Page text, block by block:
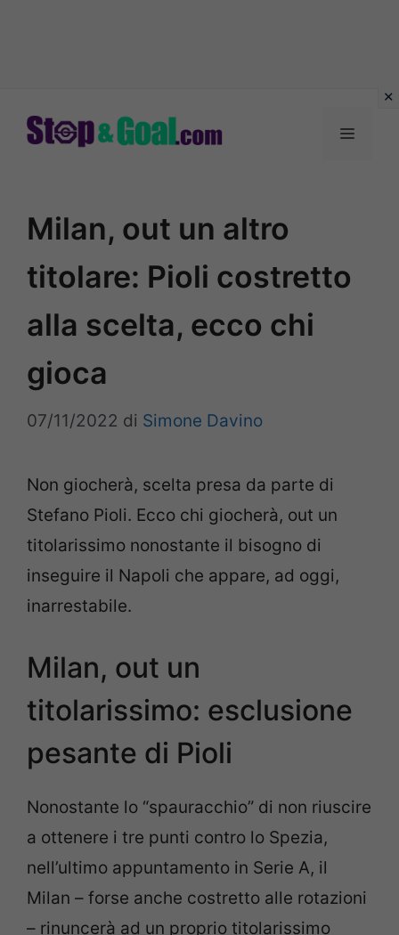
Menu
Milan, out un altro
titolare: Pioli costretto
alla scelta, ecco chi
gioca
07/11/2022 di Simone Davino
Non giocherà, scelta presa da parte di
Stefano Pioli. Ecco chi giocherà, out un
titolarissimo nonostante il bisogno di
inseguire il Napoli che appare, ad oggi,
inarrestabile.
Milan, out un
titolarissimo: esclusione
pesante di Pioli
Nonostante lo “spauracchio” di non riuscire
a ottenere i tre punti contro lo Spezia,
nell’ultimo appuntamento in Serie A, il
Milan – forse anche costretto alle rotazioni
– rinuncerà ad un proprio titolarissimo